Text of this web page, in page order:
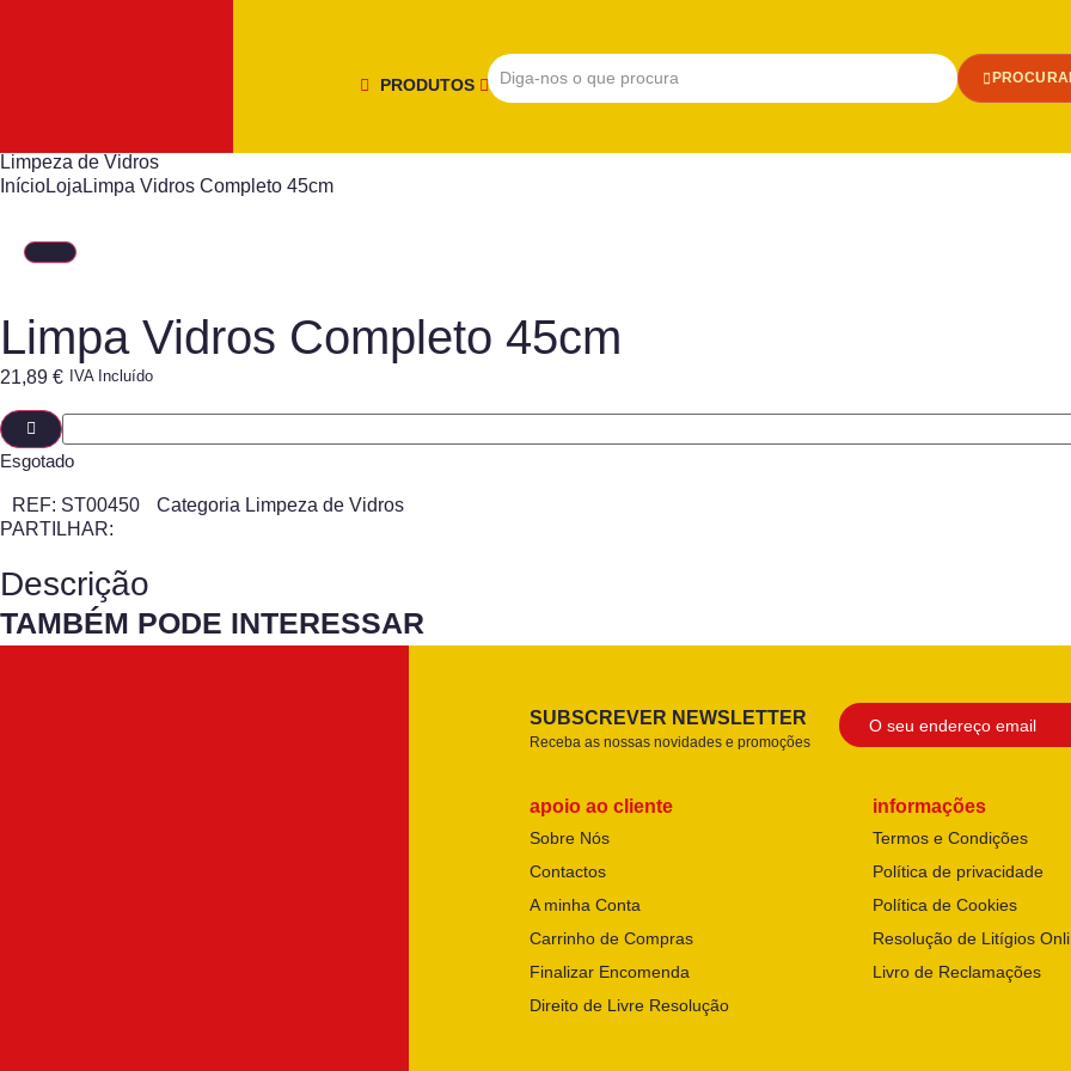
PRODUTOS
Limpeza de Vidros
InícioLoja Limpa Vidros Completo 45cm
Limpa Vidros Completo 45cm
21,89 € IVA Incluído
Esgotado
REF: ST00450 Categoria Limpeza de Vidros
PARTILHAR:
Descrição
TAMBÉM PODE INTERESSAR
SUBSCREVER NEWSLETTER
Receba as nossas novidades e promoções
apoio ao cliente
Sobre Nós
Contactos
A minha Conta
Carrinho de Compras
Finalizar Encomenda
Direito de Livre Resolução
informações
Termos e Condições
Política de privacidade
Política de Cookies
Resolução de Litígios
Livro de Reclamações